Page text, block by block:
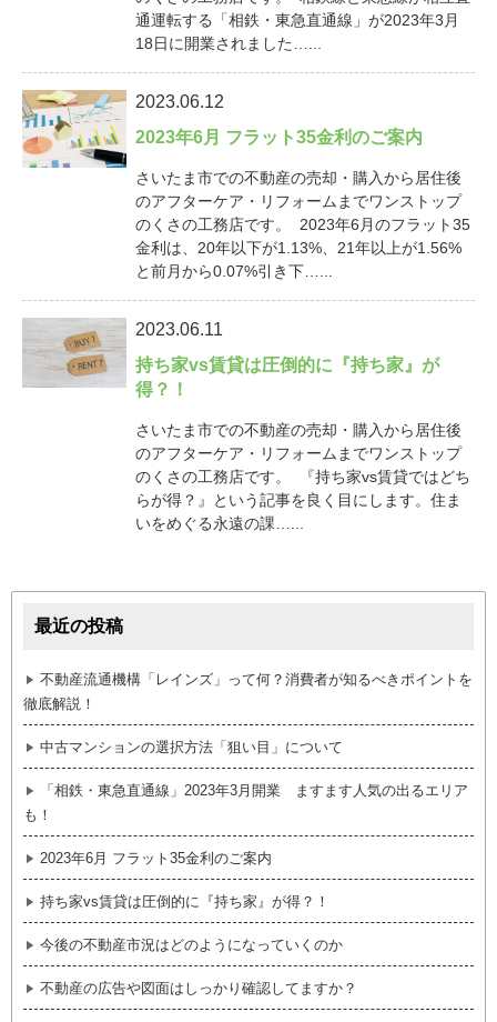
通運転する「相鉄・東急直通線」が2023年3月
18日に開業されました…...
2023.06.12
2023年6月 フラット35金利のご案内
さいたま市での不動産の売却・購入から居住後
のアフターケア・リフォームまでワンストップ
のくさの工務店です。 2023年6月のフラット35
金利は、20年以下が1.13%、21年以上が1.56%
と前月から0.07%引き下…...
2023.06.11
持ち家vs賃貸は圧倒的に『持ち家』が
得？！
さいたま市での不動産の売却・購入から居住後
のアフターケア・リフォームまでワンストップ
のくさの工務店です。 『持ち家vs賃貸ではどち
らが得？』という記事を良く目にします。住ま
いをめぐる永遠の課…...
最近の投稿
不動産流通機構「レインズ」って何？消費者が知るべきポイントを
徹底解説！
中古マンションの選択方法「狙い目」について
「相鉄・東急直通線」2023年3月開業 ますます人気の出るエリア
も！
2023年6月 フラット35金利のご案内
持ち家vs賃貸は圧倒的に『持ち家』が得？！
今後の不動産市況はどのようになっていくのか
不動産の広告や図面はしっかり確認してますか？